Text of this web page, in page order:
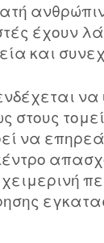
έχουν
και
στους
να